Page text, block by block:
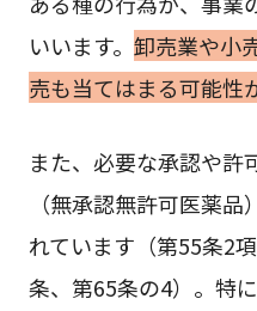
いいます。 卸売業や小
売も当てはまる可能性
また、必要な承認や許
（無承認無許可医薬
れています（第55条2
条、第65条の4）。特